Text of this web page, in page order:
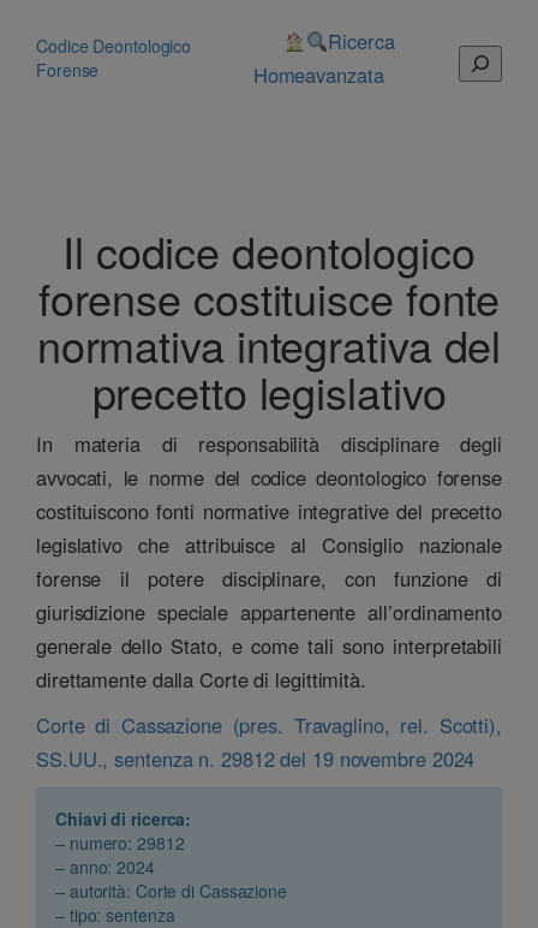
contenuto
Codice Deontologico
Forense
Home
Ricerca
avanzata
Cerca
Il codice deontologico
forense costituisce fonte
normativa integrativa del
precetto legislativo
In materia di responsabilità disciplinare degli
avvocati, le norme del codice deontologico forense
costituiscono fonti normative integrative del precetto
legislativo che attribuisce al Consiglio nazionale
forense il potere disciplinare, con funzione di
giurisdizione speciale appartenente all’ordinamento
generale dello Stato, e come tali sono interpretabili
direttamente dalla Corte di legittimità.
Corte di Cassazione (pres. Travaglino, rel. Scotti),
SS.UU., sentenza n. 29812 del 19 novembre 2024
Chiavi di ricerca:
– numero: 29812
– anno: 2024
– autorità: Corte di Cassazione
– tipo: sentenza